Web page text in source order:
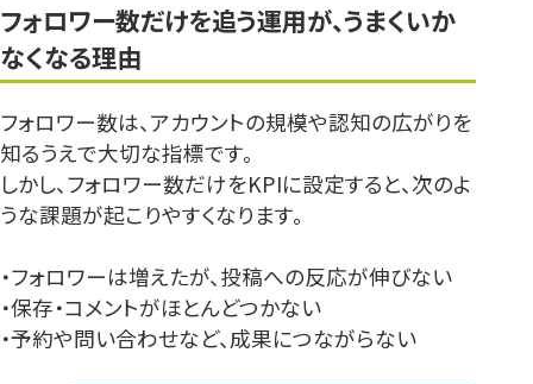
フォロワー数だけを追う運用が、うまくいか
なくなる理由
フォロワー数は、アカウントの規模や認知の広がりを
知るうえで大切な指標です。
しかし、フォロワー数だけをKPIに設定すると、次のよ
うな課題が起こりやすくなります。
・フォロワーは増えたが、投稿への反応が伸びない
・保存・コメントがほとんどつかない
・予約や問い合わせなど、成果につながらない